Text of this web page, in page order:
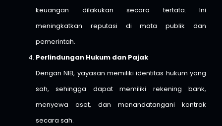
keuangan dilakukan secara tertata. Ini
meningkatkan reputasi di mata publik dan
pemerintah.
Perlindungan Hukum dan Pajak
Dengan NIB, yayasan memiliki identitas hukum yang
sah, sehingga dapat memiliki rekening bank,
menyewa aset, dan menandatangani kontrak
secara sah.